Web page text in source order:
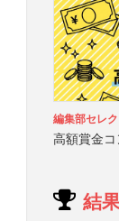
編集部セレク
高額賞金コ
結